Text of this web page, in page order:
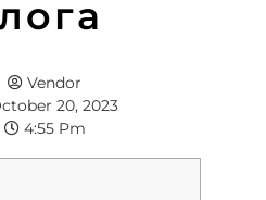
Vendor
20, 2023
4:55 Pm